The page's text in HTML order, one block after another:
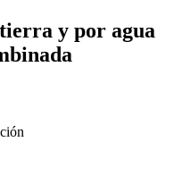
y por agua